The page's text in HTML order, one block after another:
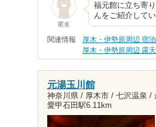
匿名
福元館に立ち寄
んをご紹介して
関連情報 厚木・伊勢原周辺 宿泊
厚木・伊勢原周辺 露
元湯玉川館
神奈川県 / 厚木市 / 七沢温泉 /
愛甲石田駅6.11km